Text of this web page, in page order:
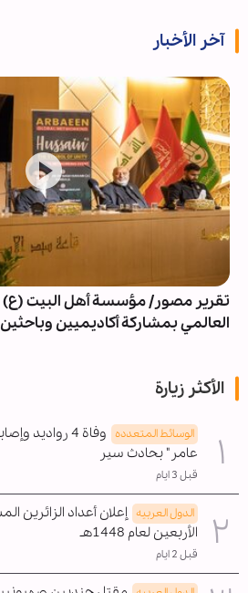
آخر الأخبار
تقرير مصور/ مؤسسة أهل البيت (ع)
العالمي بمشاركة أكاديميين وباحثين
الأكثر زيارة
الوسائط المتعدده
عامر" بحادث سير
قبل 3 ايام
الدول العربیه إعلان أعداد الزائرين
الأربعين لعام 1448هـ
قبل 2 ايام